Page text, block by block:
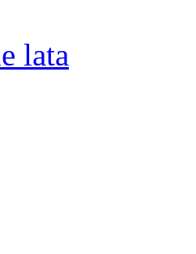
lata